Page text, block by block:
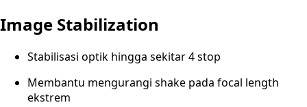
Image Stabilization
Stabilisasi optik hingga sekitar 4 stop
Membantu mengurangi shake pada focal length
ekstrem